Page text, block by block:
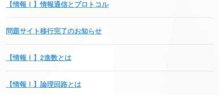
【情報Ⅰ】情報通信とプロトコル
問題サイト移行完了のお知らせ
【情報Ⅰ】2進数とは
【情報Ⅰ】論理回路とは